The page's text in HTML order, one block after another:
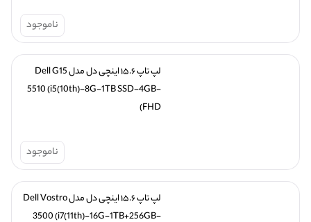
ناموجود
5510 (i5(10th)-8G-1TB SSD-4GB-
FHD)
ناموجود
3500 (i7(11th)-16G-1TB+256GB-